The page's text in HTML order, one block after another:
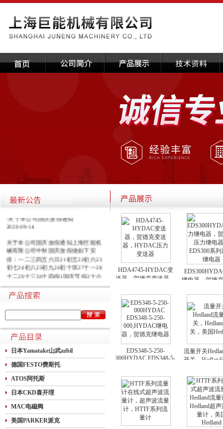
·关于本公司国庆放假通知
2020-09-14
关于本公司国庆放假通知上海巨能机
械有限公司中秋国庆放假做如下安
排：一二三四五六日21初五22初六23
初七24初八25初九26初十班27十一28
十二29十三30十四假1国庆节假2十六
廿一假8廿二9廿三班10廿四11廿五10
月1日~8日放假调休，共8天。9月27
日（星期日）、10月10日（星期六）
上班。在此期间如有进口产品需要采
响，请提前安排订货事宜。高速规定
如下1.高速免费规定时间：2020年10
月1日0时-10月8日24时，共8天
日本Yamatake山武azbil
德国FESTO费斯托
ATOS阿托斯
日本CKD喜开理
MAC电磁阀
美国PARKER派克
HDA4745-HYDAC变
送器，贺德克变送器，
继电器，贺德
力继电器
EDS348-5-250-
000HYDAC EDS348-5-
器，贺德克继电器
流量开关
开关，